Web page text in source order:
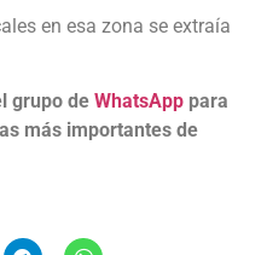
en esa zona se extraía
grupo de WhatsApp para
más importantes de